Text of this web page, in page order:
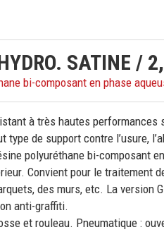
SATINE /
bi-composant en phase
à très hautes performances
type de support contre l’usure,
polyuréthane bi-composant
Convient pour le traitement
des murs, etc. La version
anti-graffiti.
et rouleau. Pneumatique :